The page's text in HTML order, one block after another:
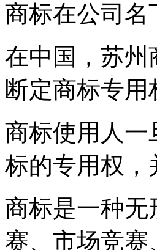
商标在公司名
在中国，苏州
断定商标专
商标使用人一
标的专用权，
商标是一种无
赛、市场竞